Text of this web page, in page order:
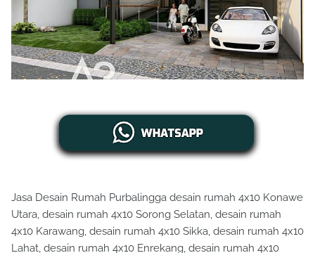
Jasa Desain Rumah Purbalingga desain rumah 4x10 Konawe
Utara, desain rumah 4x10 Sorong Selatan, desain rumah
4x10 Karawang, desain rumah 4x10 Sikka, desain rumah 4x10
Lahat, desain rumah 4x10 Enrekang, desain rumah 4x10